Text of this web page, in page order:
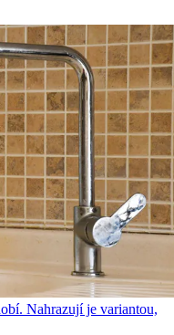
Nahrazují je variantou,